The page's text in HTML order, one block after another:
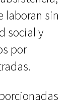
laboran sin
social y
por